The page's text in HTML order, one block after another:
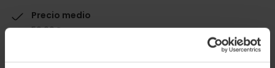
Precio medio
50.00€